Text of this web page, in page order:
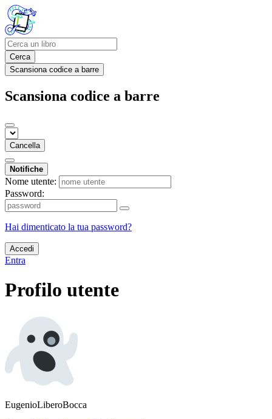
Cerca
Scansiona codice a barre
Scansiona codice a barre
Cancella
Notifiche
Nome utente:
Password:
Hai dimenticato la tua password?
Accedi
Entra
Profilo utente
EugenioLiberoBocca